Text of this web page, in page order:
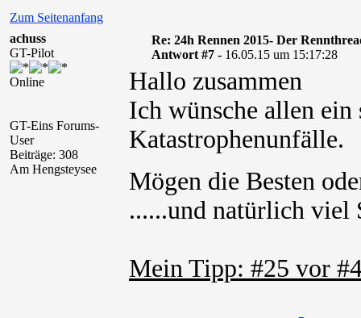
Zum Seitenanfang
achuss
GT-Pilot
Online
GT-Eins Forums-
User
Beiträge: 308
Am Hengsteysee
Re: 24h Rennen 2015- Der
Antwort #7 - 16.05.15 um 15:17:28
Hallo zusammen
Ich wünsche allen ein
Katastrophenunfälle.
Mögen die Besten
......und natürlich viel
Mein Tipp: #25 vor